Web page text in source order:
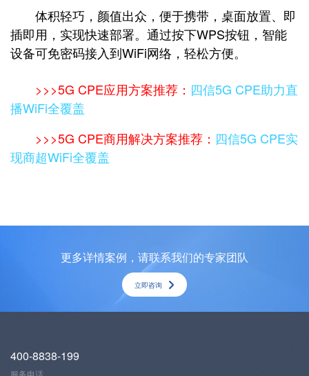
体积轻巧，颜值出众，便于携带，桌面放置、即
插即用，实现快速部署。通过按下WPS按钮，智能
设备可免密码接入到WiFi网络，轻松方便。
>>>5G CPE应用方案推荐： 四信5G CPE助力直
播WiFi全覆盖
>>>5G CPE商用解决方案推荐： 四信5G CPE实
现商超WiFi全覆盖
更多详情案例，请联系我们的专家团队
立即咨询
400-8838-199
服务电话